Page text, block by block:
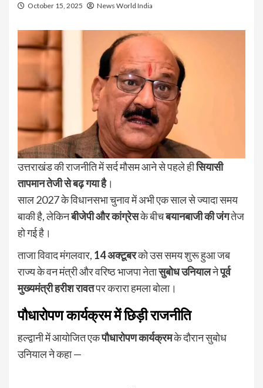
October 15, 2025 News World India
उत्तराखंड की राजनीति में सर्द मौसम आने से पहले हीसियासी
तापमान तेजी से बढ़ गया है।
साल 2027 के विधानसभा चुनाव में अभी एक साल से ज्यादा समय
बाकी है, लेकिनबीजेपी और कांग्रेसके बीचबयानबाजी की जंगतेज
हो गई है।
ताजा विवाद मंगलवार, 14 अक्टूबरको उस समय शुरू हुआ जब
राज्य के वन मंत्री और वरिष्ठ भाजपा नेतासुबोध उनियालनेपूर्व
मुख्यमंत्री हरीश रावतपर करारा हमला बोला।
पौधारोपण कार्यक्रम में छिड़ी राजनीति
हल्द्वानी में आयोजित एकपौधारोपण कार्यक्रमके दौरान सुबोध
उनियाल ने कहा —